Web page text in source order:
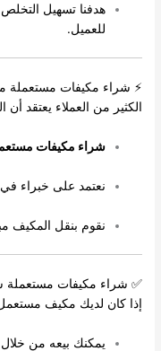
هدفنا تسهيل
للعميل.
⚡ شراء مكيفات مستعملة
الكثير من العملاء يعتقد أن
شراء مكيفات
نعتمد على خبراء في
نقوم بنقل المكيف
✅ شراء مكيفات مستعملة
إذا كان لديك مكيف
يمكنك بيعه من